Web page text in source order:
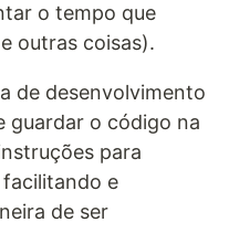
o tempo que
e outras coisas).
de desenvolvimento
guardar o código na
para
e
de ser